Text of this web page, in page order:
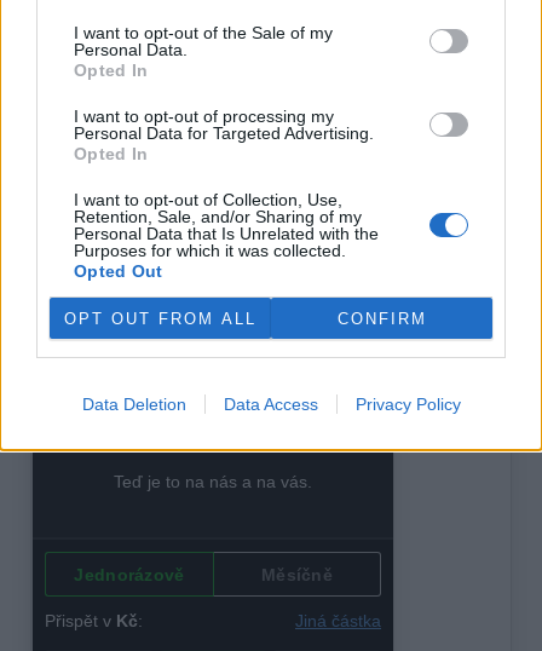
I want to opt-out of the Sale of my
Personal Data.
Opted In
I want to opt-out of processing my
Personal Data for Targeted Advertising.
Opted In
I want to opt-out of Collection, Use,
Retention, Sale, and/or Sharing of my
Personal Data that Is Unrelated with the
Purposes for which it was collected.
Opted Out
OPT OUT FROM ALL CONFIRM
Data Deletion Data Access Privacy Policy
si moc přál, aby v tomto směru byla co nejdříve zjednána
náprava.
parku:
Oficiální web města Kopřivnice
Portál rozvoje podnikání Kopřivnicka
Článek byl převzat zIstantních astronomických novin
dne 27. 08. 2007.